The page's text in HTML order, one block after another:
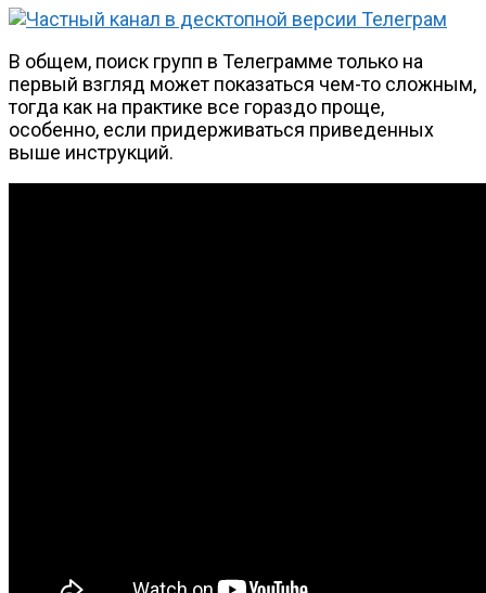
В общем, поиск групп в Телеграмме только на
первый взгляд может показаться чем-то сложным,
тогда как на практике все гораздо проще,
особенно, если придерживаться приведенных
выше инструкций.